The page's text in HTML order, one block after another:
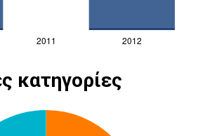
κατηγορίες